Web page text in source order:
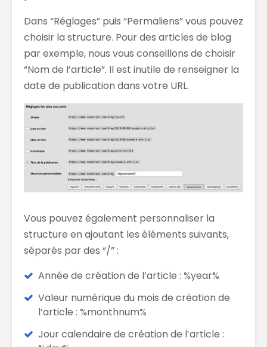
Dans “Réglages” puis “Permaliens” vous pouvez
choisir la structure. Pour des articles de blog
par exemple, nous vous conseillons de choisir
“Nom de l’article”. Il est inutile de renseigner la
date de publication dans votre URL.
Vous pouvez également personnaliser la
structure en ajoutant les éléments suivants,
séparés par des “/” :
Année de création de l’article : %year%
Valeur numérique du mois de création de
l’article : %monthnum%
Jour calendaire de création de l’article :